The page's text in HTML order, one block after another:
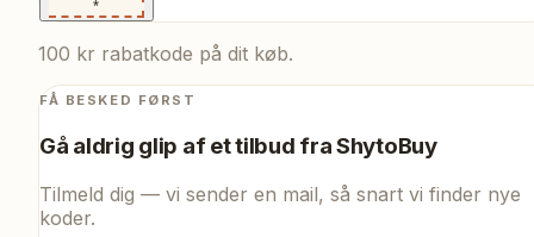
*
100 kr rabatkode på dit køb.
FÅ BESKED FØRST
Gå aldrig glip af et tilbud fraShytoBuy
Tilmeld dig — vi sender en mail, så snart vi finder nye
koder.